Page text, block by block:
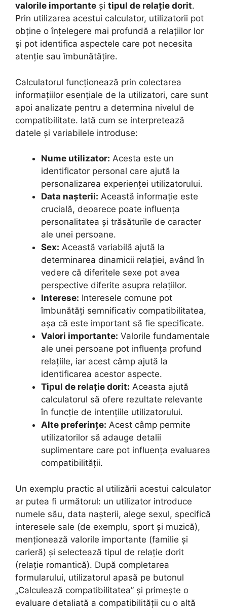
valorile importante și tipul de relație dorit.
Prin utilizarea acestui calculator, utilizatorii pot
obține o înțelegere mai profundă a relațiilor lor
și pot identifica aspectele care pot necesita
atenție sau îmbunătățire.
Calculatorul funcționează prin colectarea
informațiilor esențiale de la utilizatori, care sunt
apoi analizate pentru a determina nivelul de
compatibilitate. Iată cum se interpretează
datele și variabilele introduse:
Nume utilizator: Acesta este un
identificator personal care ajută la
personalizarea experienței utilizatorului.
Data nașterii: Această informație este
crucială, deoarece poate influența
personalitatea și trăsăturile de caracter
ale unei persoane.
Sex: Această variabilă ajută la
determinarea dinamicii relației, având în
vedere că diferitele sexe pot avea
perspective diferite asupra relațiilor.
Interese: Interesele comune pot
îmbunătăți semnificativ compatibilitatea,
așa că este important să fie specificate.
Valori importante: Valorile fundamentale
ale unei persoane pot influența profund
relațiile, iar acest câmp ajută la
identificarea acestor aspecte.
Tipul de relație dorit: Aceasta ajută
calculatorul să ofere rezultate relevante
în funcție de intențiile utilizatorului.
Alte preferințe: Acest câmp permite
utilizatorilor să adauge detalii
suplimentare care pot influența evaluarea
compatibilității.
Un exemplu practic al utilizării acestui calculator
ar putea fi următorul: un utilizator introduce
numele său, data nașterii, alege sexul, specifică
interesele sale (de exemplu, sport și muzică),
menționează valorile importante (familie și
carieră) și selectează tipul de relație dorit
(relație romantică). După completarea
formularului, utilizatorul apasă pe butonul
„Calculează compatibilitatea” și primește o
evaluare detaliată a compatibilității cu o altă